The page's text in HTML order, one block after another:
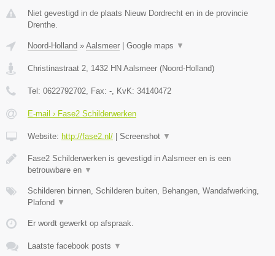
Niet gevestigd in de plaats Nieuw Dordrecht en in de provincie
Drenthe.
Noord-Holland » Aalsmeer Google maps ▼
Christinastraat 2 1432 HN Aalsmeer (Noord-Holland)
Tel: 0622792702 , Fax: - , KvK: 34140472
E-mail › Fase2 Schilderwerken
Website: http://fase2.nl/ Screenshot ▼
Fase2 Schilderwerken is gevestigd in Aalsmeer en is een
betrouwbare en ▼
Schilderen binnen, Schilderen buiten, Behangen, Wandafwerking,
Plafond ▼
Er wordt gewerkt op afspraak.
Laatste facebook posts ▼